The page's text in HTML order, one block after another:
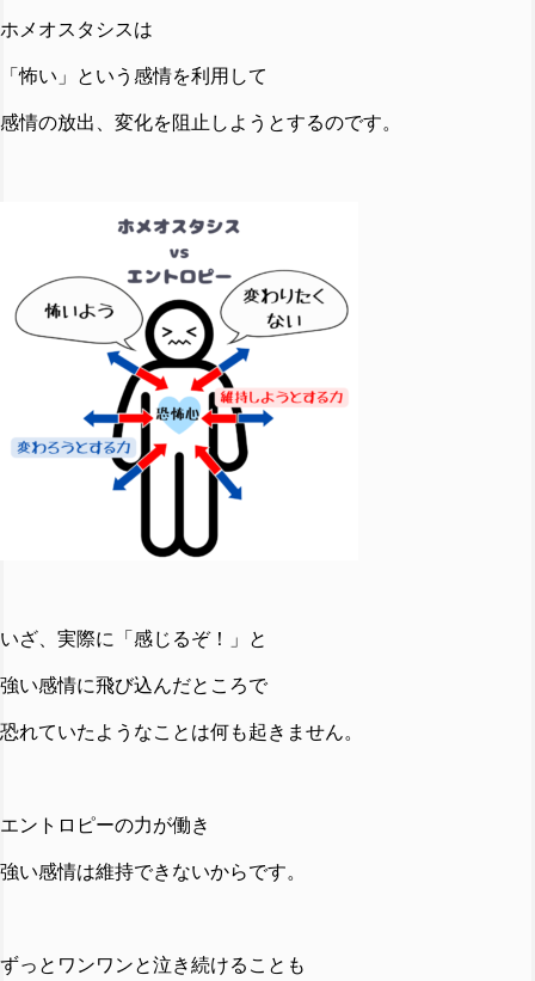
ホメオスタシスは
「怖い」という感情を利用して
感情の放出、変化を阻止しようとするのです。
いざ、実際に「感じるぞ！」と
強い感情に飛び込んだところで
恐れていたようなことは何も起きません。
エントロピーの力が働き
強い感情は維持できないからです。
ずっとワンワンと泣き続けることも